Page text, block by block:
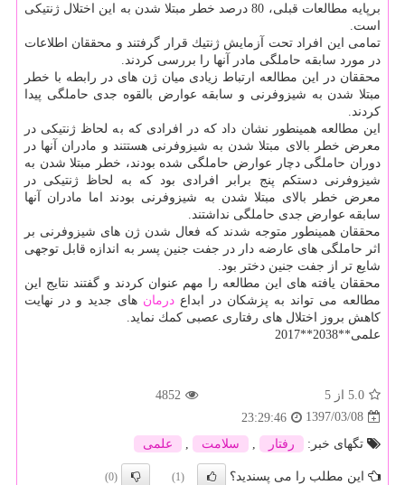
برپایه مطالعات قبلی، 80 درصد خطر مبتلا شدن به این اختلال ژنتیكی
است.
تمامی این افراد تحت آزمایش ژنتیك قرار گرفتند و محققان اطلاعات
در مورد سابقه حاملگی مادر آنها را بررسی كردند.
محققان در این مطالعه ارتباط زیادی میان ژن های در رابطه با خطر
مبتلا شدن به شیزوفرنی و سابقه عوارض بالقوه جدی حاملگی پیدا
كردند.
این مطالعه همینطور نشان داد كه در افرادی كه به لحاظ ژنتیكی در
معرض خطر بالای مبتلا شدن به شیزوفرنی هستتند و مادران آنها در
دوران حاملگی دچار عوارض حاملگی شده بودند، خطر مبتلا شدن به
شیزوفرنی دستكم پنج برابر افرادی بود كه به لحاظ ژنتیكی در
معرض خطر بالای مبتلا شدن به شیزوفرنی بودند اما مادران آنها
سابقه عوارض جدی حاملگی نداشتند.
محققان همینطور متوجه شدند كه فعال شدن ژن های شیزوفرنی بر
اثر حاملگی های عارضه دار در جفت جنین پسر به اندازه قابل توجهی
شایع تر از جفت جنین دختر بود.
محققان یافته های این مطالعه را مهم عنوان كردند و گفتند نتایج این
مطالعه می تواند به پزشكان در ابداع درمان های جدید و در نهایت
كاهش بروز اختلال های رفتاری عصبی كمك نماید.
علمی**2038**2017
5.0 از 5
4852
1397/03/08
23:29:46
تگهای خبر:
رفتار سلامت علمی
این مطلب را می پسندید؟ (1)
(0)